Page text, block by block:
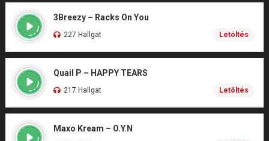
3Breezy – Racks On You
227 Hallgat Letöltés
Quail P – HAPPY TEARS
217 Hallgat Letöltés
Maxo Kream – O.Y.N